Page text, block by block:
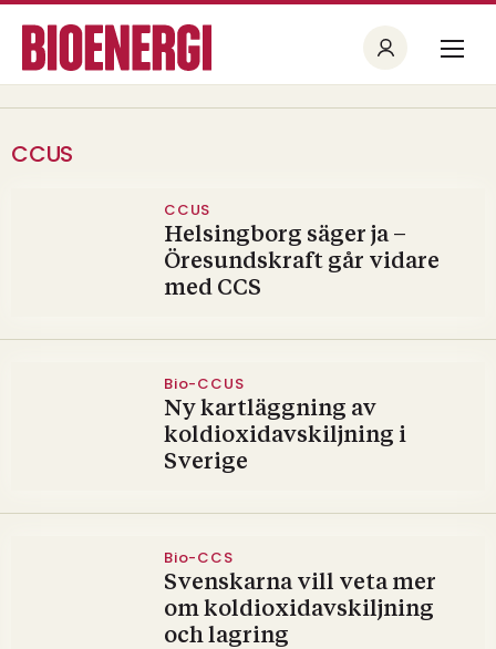
CCUS
CCUS
Helsingborg säger ja –
Öresundskraft går vidare
med CCS
Bio-CCUS
Ny kartläggning av
koldioxidavskiljning i
Sverige
Bio-CCS
Svenskarna vill veta mer
om koldioxidavskiljning
och lagring